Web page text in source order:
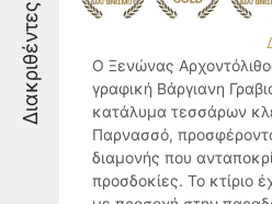
Διακριθέντες
Ο Ξενώνας
γραφική Βάργιανη
κατάλυμα τεσσάρων
Παρνασσό,
διαμονής που
προσδοκίες. Το κτίριο